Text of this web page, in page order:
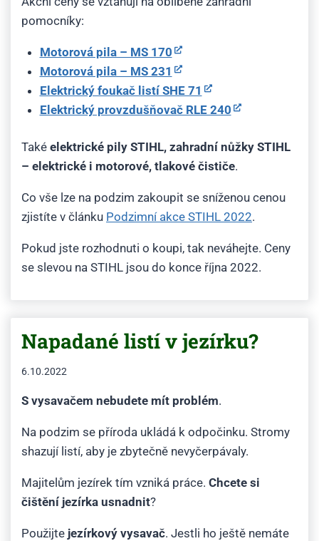
pomocníky:
Motorová pila – MS 170
Motorová pila – MS 231
Elektrický foukač listí SHE 71
Elektrický provzdušňovač RLE 240
Také elektrické pily STIHL, zahradní nůžky STIHL
– elektrické i motorové, tlakové čističe.
Co vše lze na podzim zakoupit se sníženou cenou
zjistíte v článku Podzimní akce STIHL 2022.
Pokud jste rozhodnuti o koupi, tak neváhejte. Ceny
se slevou na STIHL jsou do konce října 2022.
Napadané listí v jezírku?
6.10.2022
S vysavačem nebudete mít problém.
Na podzim se příroda ukládá k odpočinku. Stromy
shazují listí, aby je zbytečně nevyčerpávaly.
Majitelům jezírek tím vzniká práce. Chcete si
čištění jezírka usnadnit?
Použijte jezírkový vysavač. Jestli ho ještě nemáte